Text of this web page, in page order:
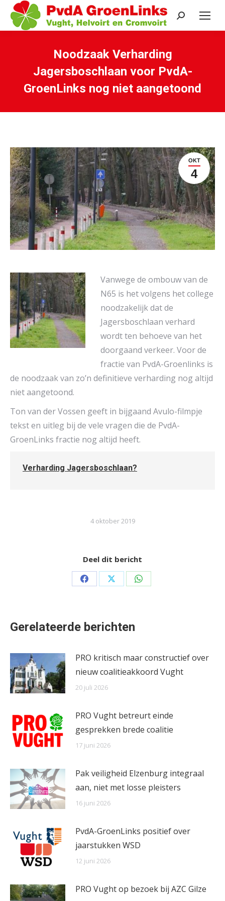
Search:
Noodzaak Verharding
Jagersboschlaan voor PvdA-
GroenLinks nog niet aangetoond
OKT
4
Vanwege de ombouw van de
N65 is het volgens het college
noodzakelijk dat de
Jagersboschlaan verhard
wordt ten behoeve van het
doorgaand verkeer. Voor de
fractie van PvdA-Groenlinks is
de noodzaak van zo’n definitieve verharding nog altijd
niet aangetoond.
Ton van der Vossen geeft in bijgaand Avulo-filmpje
tekst en uitleg bij de vele vragen die de PvdA-
GroenLinks fractie nog altijd heeft.
Verharding Jagersboschlaan?
4 oktober 2019
Deel dit bericht
Share Share Share
Gerelateerde berichten
PRO kritisch maar constructief over
nieuw coalitieakkoord Vught
20 juli 2026
PRO Vught betreurt einde
gesprekken brede coalitie
17 juni 2026
Pak veiligheid Elzenburg integraal
aan, niet met losse pleisters
16 juni 2026
PvdA-GroenLinks positief over
jaarstukken WSD
12 juni 2026
PRO Vught op bezoek bij AZC Gilze